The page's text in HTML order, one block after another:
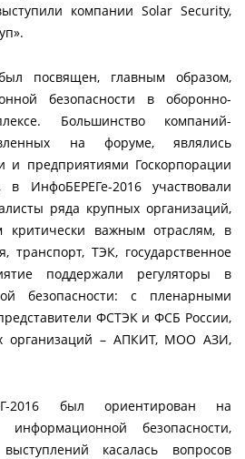
компании Solar Security,
посвящен, главным образом,
безопасности в оборонно-
Большинство компаний-
на форуме, являлись
и предприятиями Госкорпорации
в ИнфоБЕРЕГе-2016 участвовали
ряда крупных организаций,
критически важным отраслям, в
транспорт, ТЭК, государственное
поддержали регуляторы в
безопасности: с пленарными
ФСТЭК и ФСБ России,
организаций – АПКИТ, МОО АЗИ,
2016 был ориентирован на
информационной безопасности,
касалась вопросов